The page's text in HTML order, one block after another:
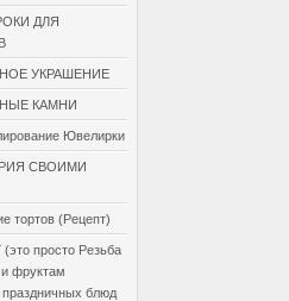
ДЛЯ
УКРАШЕНИЕ
КАМНИ
Ювелирки
СВОИМИ
тортов (Рецепт)
просто Резьба
фруктам
блюд